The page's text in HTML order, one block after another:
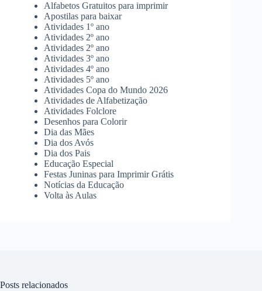
Alfabetos Gratuitos para imprimir
Apostilas para baixar
Atividades 1º ano
Atividades 2º ano
Atividades 2º ano
Atividades 3º ano
Atividades 4º ano
Atividades 5º ano
Atividades Copa do Mundo 2026
Atividades de Alfabetização
Atividades Folclore
Desenhos para Colorir
Dia das Mães
Dia dos Avós
Dia dos Pais
Educação Especial
Festas Juninas para Imprimir Grátis
Notícias da Educação
Volta às Aulas
Posts relacionados